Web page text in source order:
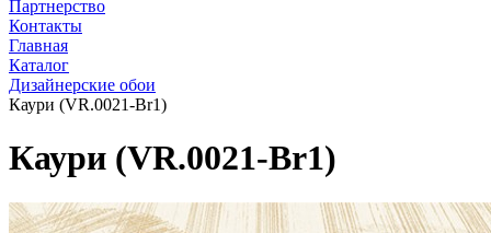
Партнерство
Контакты
Главная
Каталог
Дизайнерские обои
Каури (VR.0021-Br1)
Каури (VR.0021-Br1)